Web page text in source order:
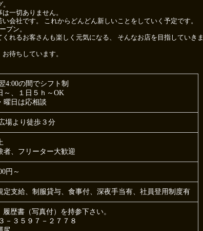
一切ありません。
会社です。 これからどんどん新しいことをしていく予定です。
プン。
れるお客さんも楽しく元気になる、 そんなお店を目指していきま
待ちしています。
4:00の間でシフト制
～、１日５ｈ～OK
曜日は応相談
場より徒歩３分
者、フリーター大歓迎
円～
定支給、制服貸与、食事付、深夜手当有、社員登用制度有
履歴書（写真付）を持参下さい。
－３５９７－２７７８